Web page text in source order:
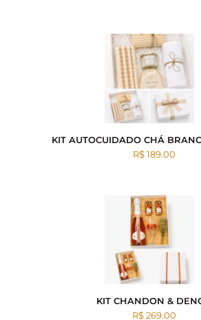
KIT AUTOCUIDADO CHÁ
R$ 189.00
KIT CHANDON &
R$ 269.00